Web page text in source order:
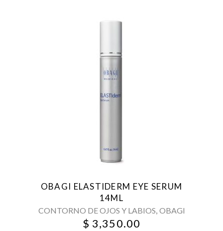
OBAGI ELASTIDERM EYE SERUM
14ML
CONTORNO DE OJOS Y LABIOS, OBAGI
$ 3,350.00